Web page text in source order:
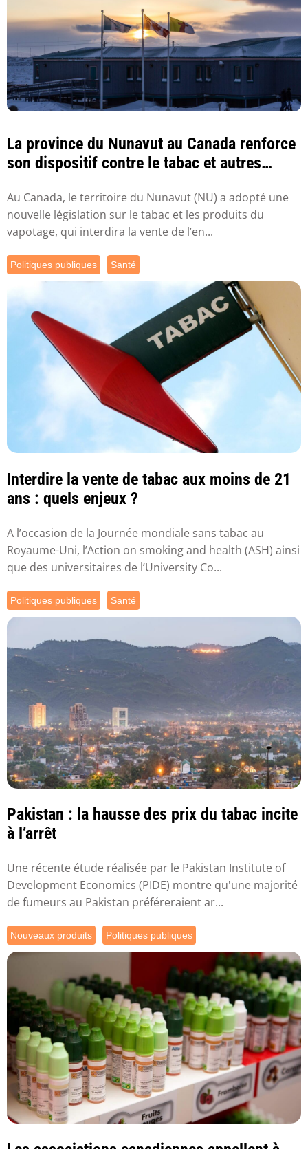
La province du Nunavut au Canada renforce
son dispositif contre le tabac et autres
Au Canada, le territoire du Nunavut (NU) a adopté une
nouvelle législation sur le tabac et les produits du
vapotage, qui interdira la vente de l’en...
Politiques publiques Santé
Interdire la vente de tabac aux moins de 21
ans : quels enjeux ?
A l’occasion de la Journée mondiale sans tabac au
Royaume-Uni, l’Action on smoking and health (ASH) ainsi
que des universitaires de l’University Co...
Politiques publiques Santé
Pakistan : la hausse des prix du tabac incite
à l’arrêt
Une récente étude réalisée par le Pakistan Institute of
Development Economics (PIDE) montre qu'une majorité
de fumeurs au Pakistan préféreraient ar...
Nouveaux produits Politiques publiques